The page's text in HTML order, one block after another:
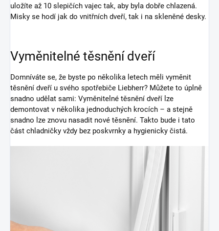
uložíte až 10 slepičích vajec tak, aby byla dobře chlazená.
Misky se hodí jak do vnitřních dveří, tak i na skleněné desky.
Vyměnitelné těsnění dveří
Domníváte se, že byste po několika letech měli vyměnit
těsnění dveří u svého spotřebiče Liebherr? Můžete to úplně
snadno udělat sami: Vyměnitelné těsnění dveří lze
demontovat v několika jednoduchých krocích – a stejně
snadno lze znovu nasadit nové těsnění. Takto bude i tato
část chladničky vždy bez poskvrnky a hygienicky čistá.